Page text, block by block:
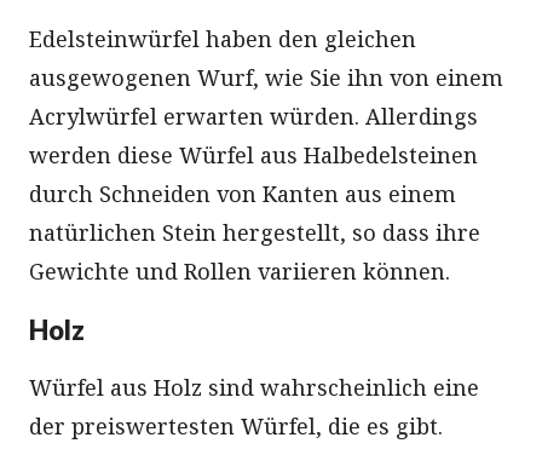
Edelsteinwürfel haben den gleichen
ausgewogenen Wurf, wie Sie ihn von einem
Acrylwürfel erwarten würden. Allerdings
werden diese Würfel aus Halbedelsteinen
durch Schneiden von Kanten aus einem
natürlichen Stein hergestellt, so dass ihre
Gewichte und Rollen variieren können.
Holz
Würfel aus Holz sind wahrscheinlich eine
der preiswertesten Würfel, die es gibt.